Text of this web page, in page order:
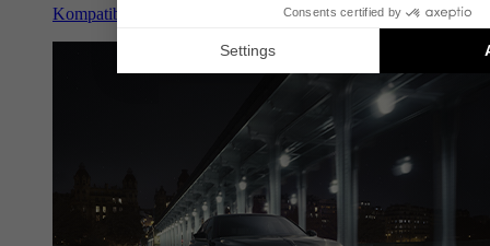
Kompatible Kits für Automarken und Modelle